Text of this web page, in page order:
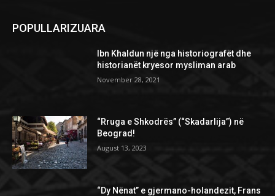
POPULLARIZUARA
Ibn Khaldun një nga historiografët dhe
historianët kryesor mysliman arab
November 28, 2021
“Rruga e Shkodrës” (“Skadarlija”) në
Beograd!
August 13, 2023
“Dy Nënat” e gjermano-holandezit, Frans